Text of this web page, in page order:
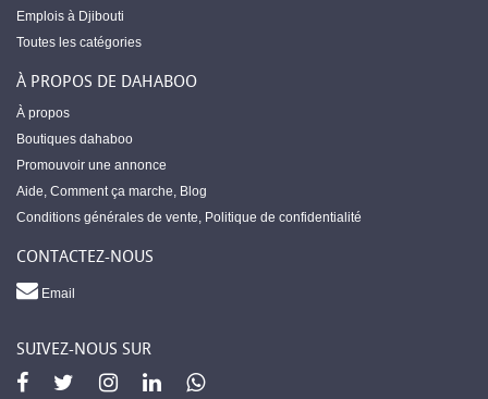
Emplois à Djibouti
Toutes les catégories
À PROPOS DE DAHABOO
À propos
Boutiques dahaboo
Promouvoir une annonce
Aide, Comment ça marche, Blog
Conditions générales de vente, Politique de confidentialité
CONTACTEZ-NOUS
Email
SUIVEZ-NOUS SUR